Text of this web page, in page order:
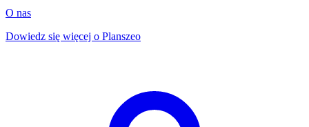
O nas
Dowiedz się więcej o Planszeo